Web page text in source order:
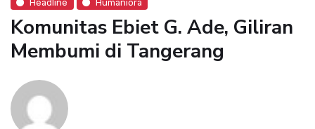
Headline Humaniora
Komunitas Ebiet G. Ade, Giliran
Membumi di Tangerang